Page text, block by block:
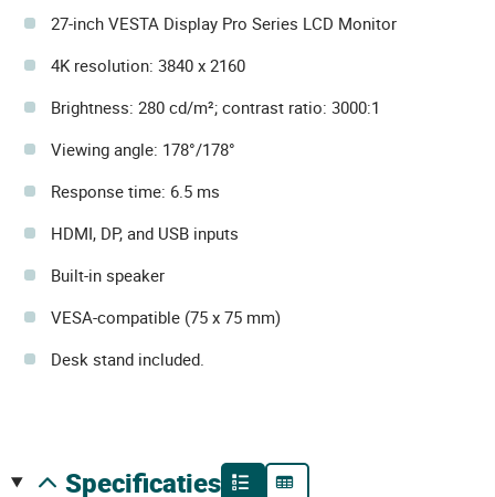
27-inch VESTA Display Pro Series LCD Monitor
4K resolution: 3840 x 2160
Brightness: 280 cd/m²; contrast ratio: 3000:1
Viewing angle: 178°/178°
Response time: 6.5 ms
HDMI, DP, and USB inputs
Built-in speaker
VESA-compatible (75 x 75 mm)
Desk stand included.
specificaties